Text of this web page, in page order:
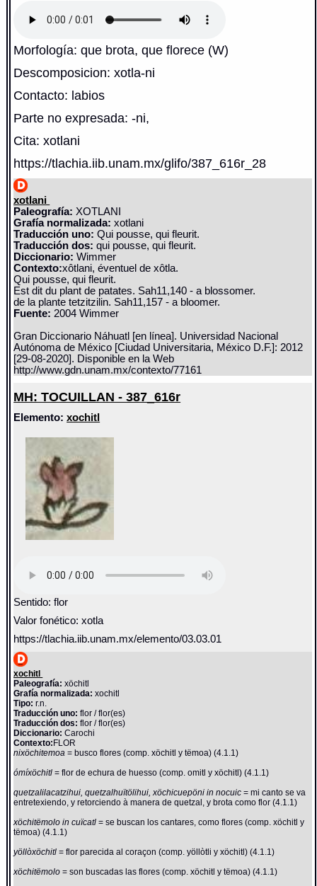
Morfología: que brota, que florece (W)
Descomposicion: xotla-ni
Contacto: labios
Parte no expresada: -ni,
Cita: xotlani
https://tlachia.iib.unam.mx/glifo/387_616r_28
xotlani
Paleografía: XOTLANI
Grafía normalizada: xotlani
Traducción uno: Qui pousse, qui fleurit.
Traducción dos: qui pousse, qui fleurit.
Diccionario:Wimmer
Contexto:xôtlani, éventuel de xôtla.
Qui pousse, qui fleurit.
Est dit du plant de patates. Sah11,140 - a blossomer.
de la plante tetzitzilin. Sah11,157 - a bloomer.
Fuente: 2004 Wimmer
Gran Diccionario Náhuatl [en línea]. Universidad Nacional
Autónoma de México [Ciudad Universitaria, México D.F.]: 2012
[29-08-2020]. Disponible en la Web
http://www.gdn.unam.mx/contexto/77161
MH: TOCUILLAN - 387_616r
Elemento:xochitl
Sentido: flor
Valor fonético: xotla
https://tlachia.iib.unam.mx/elemento/03.03.01
xochitl
Paleografía: xöchitl
Grafía normalizada: xochitl
Tipo: r.n.
Traducción uno: flor / flor(es)
Traducción dos: flor / flor(es)
Diccionario:Carochi
Contexto: FLOR
nixöchitemoa= busco flores (comp. xöchitl y tëmoa) (4.1.1)
ómíxöchitl= flor de echura de huesso (comp. omitl y xöchitl) (4.1.1)
quetzalilacatzihui, quetzalhuïtölihui, xöchicuepöni in nocuic= mi canto se va
entretexiendo, y retorciendo à manera de quetzal, y brota como flor (4.1.1)
xöchitëmolo in cuïcatl= se buscan los cantares, como flores (comp. xöchitl y
tëmoa) (4.1.1)
yöllòxöchitl= flor parecida al coraçon (comp. yöllòtli y xöchitl) (4.1.1)
xöchitëmolo= son buscadas las flores (comp. xöchitl y tëmoa) (4.1.1)